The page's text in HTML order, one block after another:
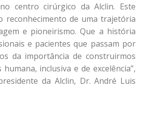
centro cirúrgico da Alclin. Este
reconhecimento de uma trajetória
e pioneirismo. Que a história
e pacientes que passam por
da importância de construirmos
inclusiva e de excelência”,
da Alclin, Dr. André Luis